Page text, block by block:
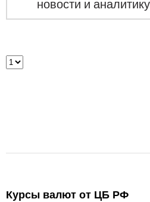
новости и
Курсы валют от ЦБ РФ